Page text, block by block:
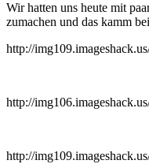
Wir hatten uns heute mit
zumachen und das kamm
http://
http://
http://